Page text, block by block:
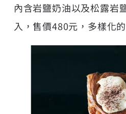
內含岩鹽奶油以及松露岩
入，售價480元，多樣化